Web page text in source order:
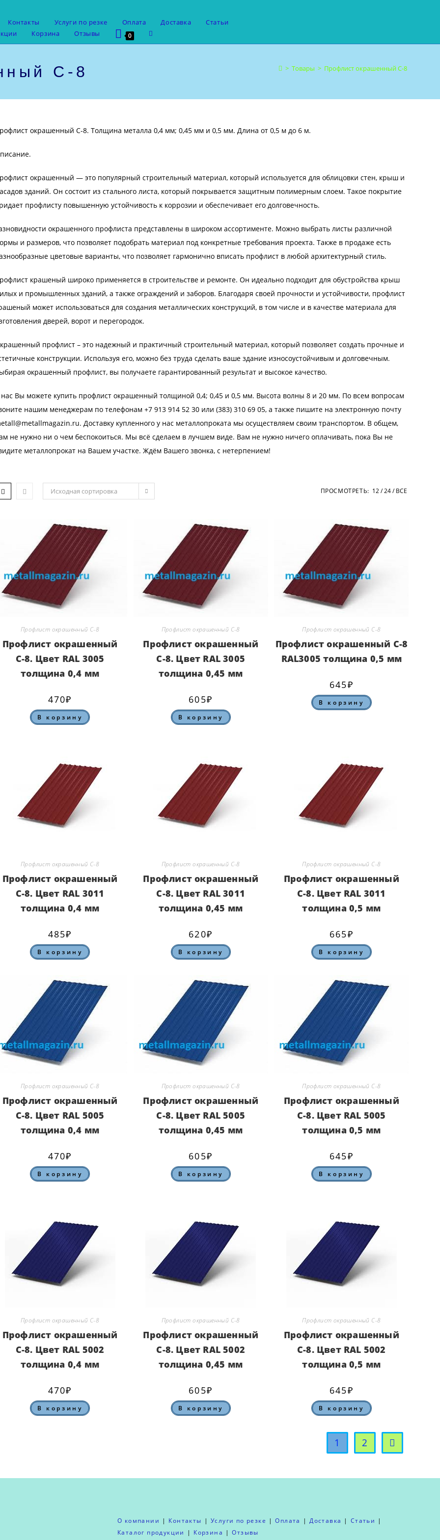
Контакты Услуги по резке Оплата Доставка
Статьи
Корзина Отзывы 0
Переключить
поиск
С-8 > Товары > Профлист окрашенный С-8
окрашенный С-8. Толщина металла 0,4 мм; 0,45 мм и 0,5 мм. Длина от 0,5 м до 6 м.
окрашенный — это популярный строительный материал, который используется для облицовки стен, крыш и
зданий. Он состоит из стального листа, который покрывается защитным полимерным слоем. Такое покрытие
профлисту повышенную устойчивость к коррозии и обеспечивает его долговечность.
окрашенного профлиста представлены в широком ассортименте. Можно выбрать листы различной
и размеров, что позволяет подобрать материал под конкретные требования проекта. Также в продаже есть
цветовые варианты, что позволяет гармонично вписать профлист в любой архитектурный стиль.
крашеный широко применяется в строительстве и ремонте. Он идеально подходит для обустройства крыш
и промышленных зданий, а также ограждений и заборов. Благодаря своей прочности и устойчивости, профлист
может использоваться для создания металлических конструкций, в том числе и в качестве материала для
дверей, ворот и перегородок.
профлист – это надежный и практичный строительный материал, который позволяет создать прочные и
конструкции. Используя его, можно без труда сделать ваше здание износоустойчивым и долговечным.
окрашенный профлист, вы получаете гарантированный результат и высокое качество.
Вы можете купить профлист окрашенный толщиной 0,4; 0,45 и 0,5 мм. Высота волны 8 и 20 мм. По всем вопросам
нашим менеджерам по телефонам +7 913 914 52 30 или (383) 310 69 05, а также пишите на электронную почту
Доставку купленного у нас металлопроката мы осуществляем своим транспортом. В общем,
не нужно ни о чем беспокоиться. Мы всё сделаем в лучшем виде. Вам не нужно ничего оплачивать, пока Вы не
металлопрокат на Вашем участке. Ждём Вашего звонка, с нетерпением!
Исходная сортировка ПРОСМОТРЕТЬ: 12 24 ВСЕ
Профлист окрашенный С-8
Профлист окрашенный
С-8. Цвет RAL 3005
толщина 0,4 мм
470₽
В корзину
Профлист окрашенный С-8
Профлист окрашенный
С-8. Цвет RAL 3005
толщина 0,45 мм
605₽
В корзину
Профлист окрашенный С-8
Профлист окрашенный С-8
RAL3005 толщина 0,5 мм
645₽
В корзину
Профлист окрашенный С-8
Профлист окрашенный
С-8. Цвет RAL 3011
толщина 0,4 мм
485₽
В корзину
Профлист окрашенный С-8
Профлист окрашенный
С-8. Цвет RAL 3011
толщина 0,45 мм
620₽
В корзину
Профлист окрашенный С-8
Профлист окрашенный
С-8. Цвет RAL 3011
толщина 0,5 мм
665₽
В корзину
Профлист окрашенный С-8
Профлист окрашенный
С-8. Цвет RAL 5005
толщина 0,4 мм
470₽
В корзину
Профлист окрашенный С-8
Профлист окрашенный
С-8. Цвет RAL 5005
толщина 0,45 мм
605₽
В корзину
Профлист окрашенный С-8
Профлист окрашенный
С-8. Цвет RAL 5005
толщина 0,5 мм
645₽
В корзину
Профлист окрашенный С-8
Профлист окрашенный
С-8. Цвет RAL 5002
толщина 0,4 мм
470₽
В корзину
Профлист окрашенный С-8
Профлист окрашенный
С-8. Цвет RAL 5002
толщина 0,45 мм
605₽
В корзину
Профлист окрашенный С-8
Профлист окрашенный
С-8. Цвет RAL 5002
толщина 0,5 мм
645₽
В корзину
1 2
О компании Контакты Услуги по резке Оплата Доставка
Статьи
Каталог продукции
Корзина Отзывы